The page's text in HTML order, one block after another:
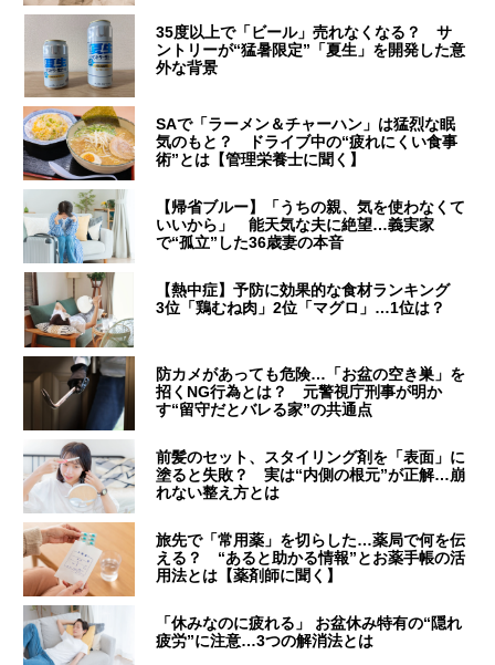
35度以上で「ビール」売れなくなる？ サ
ントリーが“猛暑限定”「夏生」を開発した意
外な背景
SAで「ラーメン＆チャーハン」は猛烈な眠
気のもと？ ドライブ中の“疲れにくい食事
術”とは【管理栄養士に聞く】
【帰省ブルー】「うちの親、気を使わなくて
いいから」 能天気な夫に絶望…義実家
で“孤立”した36歳妻の本音
【熱中症】予防に効果的な食材ランキング
3位「鶏むね肉」2位「マグロ」…1位は？
防カメがあっても危険…「お盆の空き巣」を
招くNG行為とは？ 元警視庁刑事が明か
す“留守だとバレる家”の共通点
前髪のセット、スタイリング剤を「表面」に
塗ると失敗？ 実は“内側の根元”が正解…崩
れない整え方とは
旅先で「常用薬」を切らした…薬局で何を伝
える？ “あると助かる情報”とお薬手帳の活
用法とは【薬剤師に聞く】
「休みなのに疲れる」 お盆休み特有の“隠れ
疲労”に注意…3つの解消法とは